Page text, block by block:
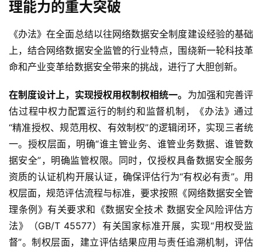
理能力的重大突破
《办法》在全面总结以往网络数据安全制度建设经验的基础
上，结合网络数据安全监管的行业特点，围绕新一轮科技革
命和产业变革给数据安全带来的挑战，进行了大胆创新。
在制度设计上，实现授权用权制权相统一。 为加强和完善评
估过程中权力配置运行的制约和监督机制，《办法》通过
“精准授权、规范用权、有效制权”的逻辑闭环，实现三者统
一。授权层面，明确“谁主管业务、谁管业务数据、谁管数
据安全”，明确监管权限。同时，仅授权具备数据安全服务
资质的认证机构开展认证，确保评估行为“有权必有责”。用
权层面，规范评估流程与标准，要求按照《网络数据安全管
理条例》有关要求和《数据安全技术 数据安全风险评估方
法》（GB/T 45577）有关国家标准开展，实现“用权受监
督”。制权层面，建立评估结果应用与责任追溯机制，评估